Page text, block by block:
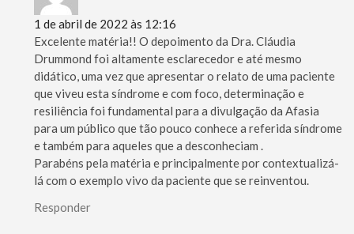
1 de abril de 2022 às 12:16
Excelente matéria!! O depoimento da Dra. Cláudia
Drummond foi altamente esclarecedor e até mesmo
didático, uma vez que apresentar o relato de uma paciente
que viveu esta síndrome e com foco, determinação e
resiliência foi fundamental para a divulgação da Afasia
para um público que tão pouco conhece a referida síndrome
e também para aqueles que a desconheciam .
Parabéns pela matéria e principalmente por contextualizá-
lá com o exemplo vivo da paciente que se reinventou.
Responder